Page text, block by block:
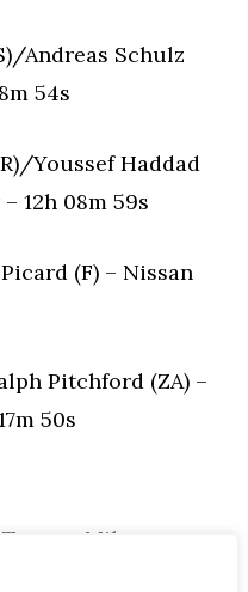
Andreas Schulz
54s
Youssef Haddad
12h 08m 59s
(F) – Nissan
Pitchford (ZA) –
50s
Milner